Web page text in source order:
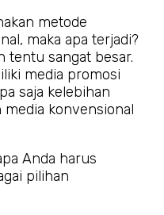
metode
maka apa terjadi?
tentu sangat besar.
media promosi
saja kelebihan
konvensional
Anda harus
pilihan